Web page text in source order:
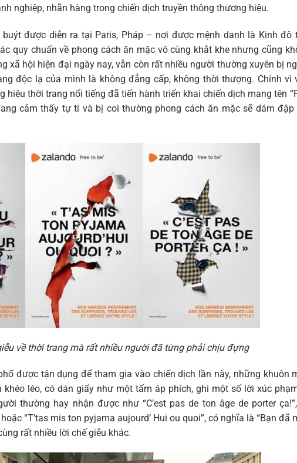
nghiệp, nhãn hàng trong chiến dịch truyền thông thương hiệu.
buýt được diễn ra tại Paris, Pháp – nơi được mệnh danh là Kinh đô
quy chuẩn về phong cách ăn mặc vô cùng khắt khe nhưng cũng
xã hội hiện đại ngày nay, vẫn còn rất nhiều người thường xuyên bị
độc lạ của mình là không đẳng cấp, không thời thượng. Chính vì
thời trang nổi tiếng đã tiến hành triển khai chiến dịch mang tên
cảm thấy tự ti và bị coi thường phong cách ăn mặc sẽ dám đập
về thời trang mà rất nhiều người đã từng phải chịu đựng
được tận dụng để tham gia vào chiến dịch lần này, những khuôn
léo, có dán giấy như một tấm áp phích, ghi một số lời xúc
thường hay nhận được như “C’est pas de ton âge de porter
“T’tas mis ton pyjama aujourd’ Hui ou quoi”, có nghĩa là “Bạn đã
rất nhiều lời chế giễu khác.